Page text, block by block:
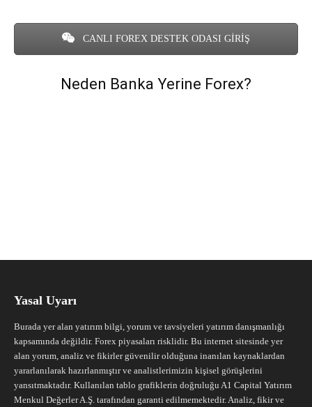
CANLI FOREX DESTEK ODASI GİRİŞ
Neden Banka Yerine Forex?
Yasal Uyarı
Burada yer alan yatırım bilgi, yorum ve tavsiyeleri yatırım danışmanlığı
kapsamında değildir. Forex piyasaları risklidir. Bu internet sitesinde yer
alan yorum, analiz ve fikirler güvenilir olduğuna inanılan kaynaklardan
yararlanılarak hazırlanmıştır ve analistlerimizin kişisel görüşlerini
yansıtmaktadır. Kullanılan tablo grafiklerin doğruluğu A1 Capital Yatırım
Menkul Değerler A.Ş. tarafından garanti edilmemektedir. Analiz, fikir ve